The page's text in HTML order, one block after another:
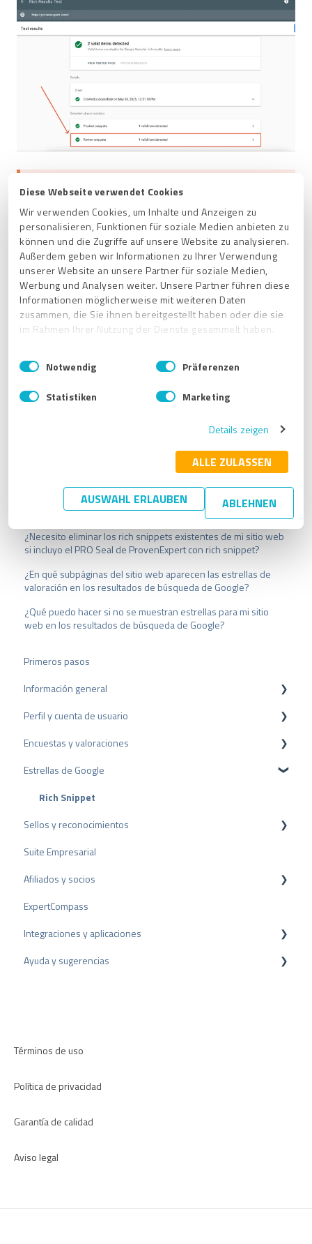
Diese Webseite verwendet Cookies
Wir verwenden Cookies, um Inhalte und Anzeigen zu
personalisieren, Funktionen für soziale Medien anbieten zu
können und die Zugriffe auf unsere Website zu analysieren.
Außerdem geben wir Informationen zu Ihrer Verwendung
unserer Website an unsere Partner für soziale Medien,
Werbung und Analysen weiter. Unsere Partner führen diese
Informationen möglicherweise mit weiteren Daten
zusammen, die Sie ihnen bereitgestellt haben oder die sie
im Rahmen Ihrer Nutzung der Dienste gesammelt haben.
Impressum
Datenschutzbestimmungen
E
i
n
w
s
w
h
Notwendig Präferenzen
Statistiken Marketing
Details zeigen
ALLE ZULASSEN
AUSWAHL ERLAUBEN ABLEHNEN
Importante:
Si tusubpágina ya contiene otros fragmentos
(snippets) con datosestructurados de valoración que
no sean el rich snippet de Google Stars de
ProvenExpert ni el PRO Seal con rich snippet, el
rastreador deGoogle puede no reconocer cuál es el
fragmento relevante. En ese caso, te recomendamos
eliminar el rich snippet irrelevante.
Las valoraciones con estrellas en los resultados de búsqueda
solo se muestran para las subpáginas de mi sitio web. ¿Por
¿Cómo integro el fragmento enriquecido de estrellas de
ProvenExpert en mi sitio web WordPress?
¿Necesito eliminar los rich snippets existentes de mi sitio web
si incluyo el PRO Seal de ProvenExpert con rich snippet?
¿En qué subpáginas del sitio web aparecen las estrellas de
valoración en los resultados de búsqueda de Google?
¿Qué puedo hacer si no se muestran estrellas para mi sitio
web en los resultados de búsqueda de Google?
Primeros pasos
Información general
Protección de datos
Paquetes y precios
API
Perfil y cuenta de usuario
Configuración del perfil
Cuenta de usuario
Facturación
Encuestas y valoraciones
Reseñas
Encuestas
Otras fuentes
Compartir Reseñas
Reseñas negativas
Proceso de Arbitraje
Consejos sobre reseñas
Encuestas internas
Estrellas de Google
Rich Snippet
Sellos y reconocimientos
Sello PRO
Sello de valoración
Premios
Suite Empresarial
Afiliados y socios
Programa de partners
Recomendación
ExpertCompass
Integraciones y aplicaciones
Plugins para CMS
Ayuda y sugerencias
Términos de uso
Política de privacidad
Garantía de calidad
Aviso legal